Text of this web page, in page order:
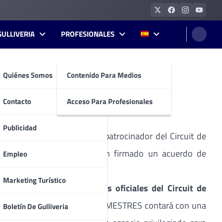
Quiénes Somos
Contacto
Publicidad
Empleo
Marketing Turístico
Boletín De Gulliveria
PROFESIONALES
Contenido Para Medios
Acceso Para Profesionales
convertido en un nuevo patrocinador del Circuit de
de Cavas Mestres, han firmado un acuerdo de
de ahora en
productos oficiales del Circuit de
del recinto. Además, MESTRES contará con una